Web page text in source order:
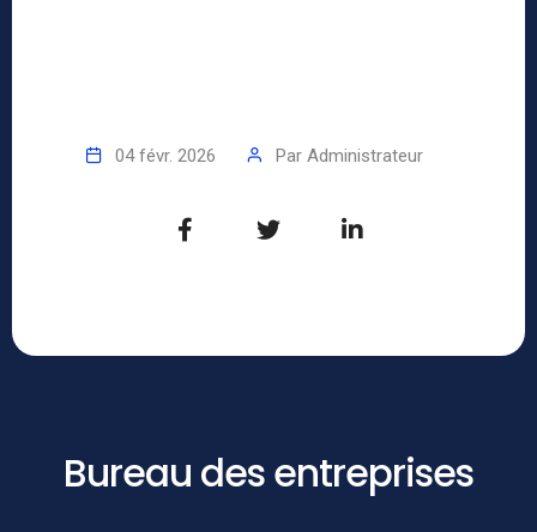
04 févr. 2026 Par Administrateur
Bureau des entreprises